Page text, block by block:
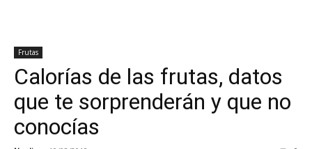
Frutas
Calorías de las frutas, datos
que te sorprenderán y que no
conocías